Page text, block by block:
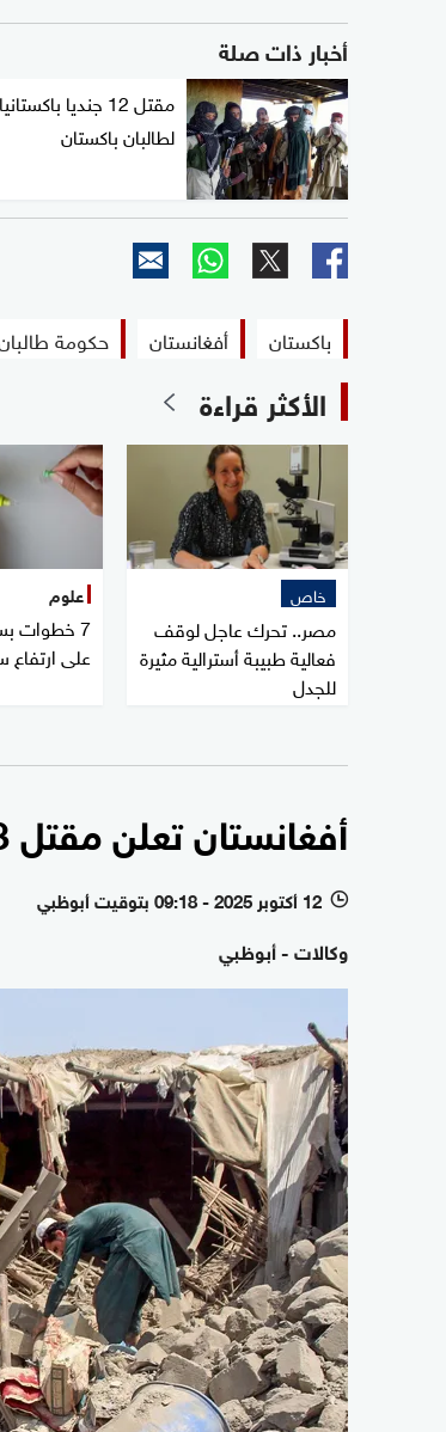
أخبار ذات صلة
مقتل 12 جنديا
لطالبان باكستان
باكستان أفغانستان حكومة
الأكثر قراءة
خاص
مصر.. تحرك عاجل لوقف
فعالية طبيبة أسترالية مثيرة
للجدل
علوم
7 خطوات
على ارتفاع
أفغانستان تعلن مقتل 58 جنديا باكستانيا في مواجهات حدودية
l 12 أكتوبر 2025 - 09:18 بتوقيت أبوظبي
وكالات - أبوظبي